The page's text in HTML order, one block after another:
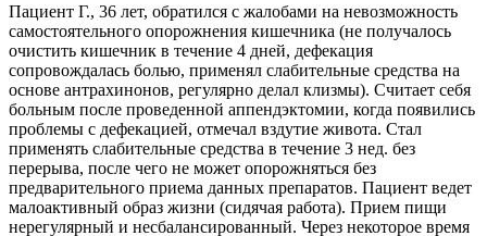
Пациент Г., 36 лет, обратился с жалобами на невозможность
самостоятельного опорожнения кишечника (не получалось
очистить кишечник в течение 4 дней, дефекация
сопровождалась болью, применял слабительные средства на
основе антрахинонов, регулярно делал клизмы). Считает себя
больным после проведенной аппендэктомии, когда появились
проблемы с дефекацией, отмечал вздутие живота. Стал
применять слабительные средства в течение 3 нед. без
перерыва, после чего не может опорожняться без
предварительного приема данных препаратов. Пациент ведет
малоактивный образ жизни (сидячая работа). Прием пищи
нерегулярный и несбалансированный. Через некоторое время